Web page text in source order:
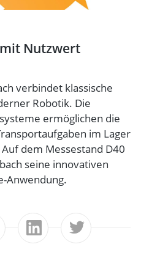
Nutzwert
verbindet klassische
Robotik. Die
ermöglichen die
im Lager
dem Messestand D40
seine innovativen
Anwendung.